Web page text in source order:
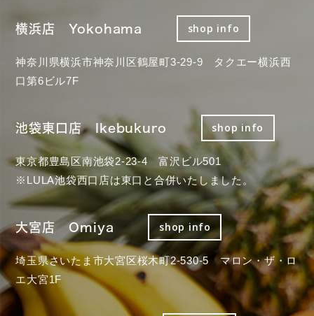
横浜店 Yokohama shop info
神奈川県横浜市神奈川区鶴屋町3-29-9 タクエー横浜西
口第6ビル7F
池袋東口店 Ikebukuro shop info
東京都豊島区南池袋2-23-4 富沢ビル501
※LULA池袋西口店は東口と合併いたしました。
大宮店 Omiya shop info
埼玉県さいたま市大宮区桜木町2-530-5 マロン・ザ・ロ
エ大宮1F